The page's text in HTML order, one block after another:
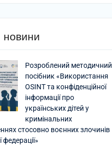
новини
Розроблений методичний
посібник «Використання
OSINT та конфіденційної
інформації про
українських дітей у
кримінальних
стосовно воєнних злочинів
федерації»